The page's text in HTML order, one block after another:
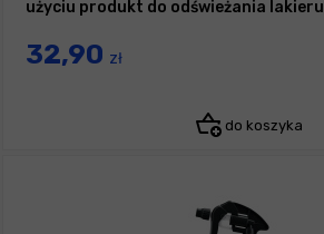
użyciu produkt do odświeżania lakieru
32,90 zł
do koszyka